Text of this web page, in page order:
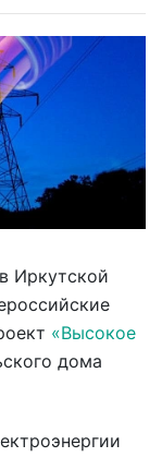
Иркутской
«Высокое
дома